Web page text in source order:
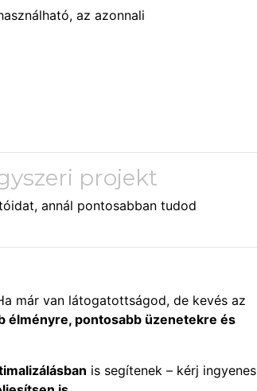
az azonnali
projekt
annál pontosabban tudod
már van látogatottságod, de kevés az
élményre, pontosabb üzenetekre és
is segítenek – kérj ingyenes